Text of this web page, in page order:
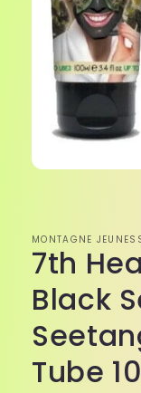
MONTAGNE
7th
Black
Tube